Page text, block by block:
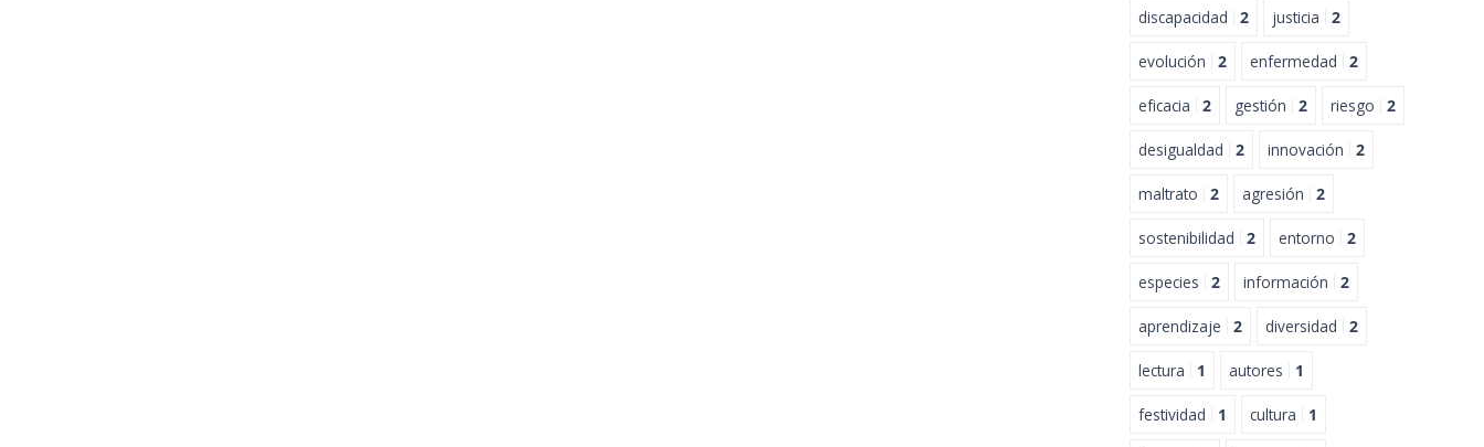
discapacidad 2 justicia 2
evolución 2 enfermedad 2
eficacia 2 gestión 2 riesgo 2
desigualdad 2 innovación 2
maltrato 2 agresión 2
sostenibilidad 2 entorno 2
especies 2 información 2
aprendizaje 2 diversidad 2
lectura 1 autores 1
festividad 1 cultura 1